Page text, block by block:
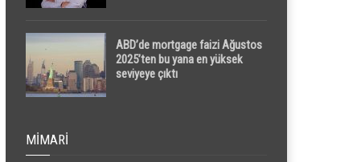
ABD’de mortgage faizi Ağustos
2025’ten bu yana en yüksek
seviyeye çıktı
MIMARI